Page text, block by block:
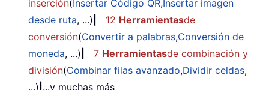
inserción(Insertar Código QR,Insertar imagen
desde ruta, ...) 12 Herramientasde
conversión(Convertir a palabras,Conversión de
moneda, ...) 7 Herramientasde combinación y
división(Combinar filas avanzado,Dividir celdas,
...) ...y muchas más